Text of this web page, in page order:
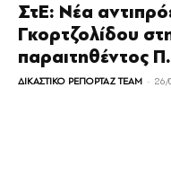
ΣτΕ: Νέα
Γκορτζολίδου
παραιτηθέντος
ΔΙΚΑΣΤΙΚΟ ΡΕΠΟΡΤΑΖ TEAM - 26/